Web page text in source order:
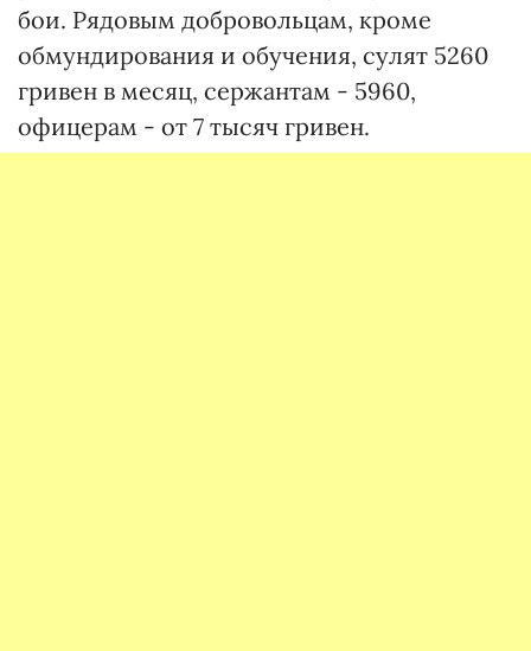
бои. Рядовым добровольцам, кроме
обмундирования и обучения, сулят 5260
гривен в месяц, сержантам - 5960,
офицерам - от 7 тысяч гривен.